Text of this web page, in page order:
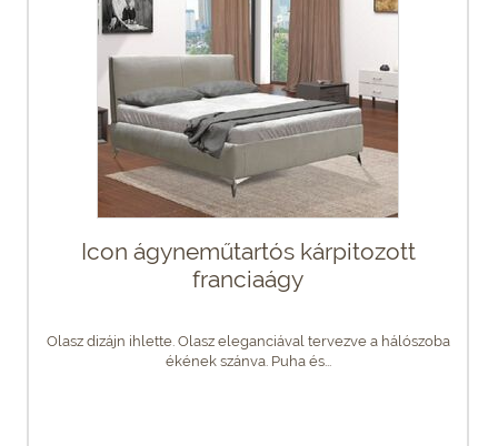
Icon ágyneműtartós kárpitozott
franciaágy
Olasz dizájn ihlette. Olasz eleganciával tervezve a hálószoba
ékének szánva. Puha és...